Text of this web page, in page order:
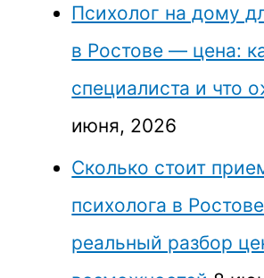
Психолог на дому
в Ростове — цена:
специалиста и что
июня, 2026
Сколько стоит
психолога в
реальный разбор